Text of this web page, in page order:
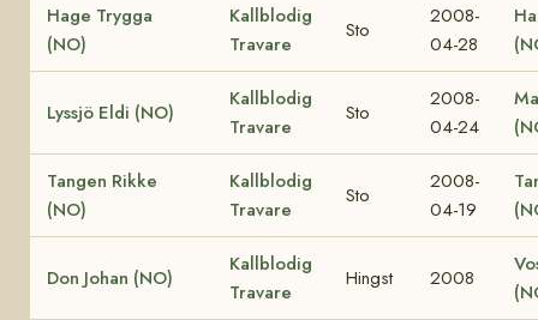
Hage Trygga
(NO)
Kallblodig
Travare
Sto
2008-
04-28
Lyssjö Eldi (NO)
Kallblodig
Travare
Sto
2008-
04-24
Tangen Rikke
(NO)
Kallblodig
Travare
Sto
2008-
04-19
Don Johan (NO)
Kallblodig
Travare
Hingst 2008